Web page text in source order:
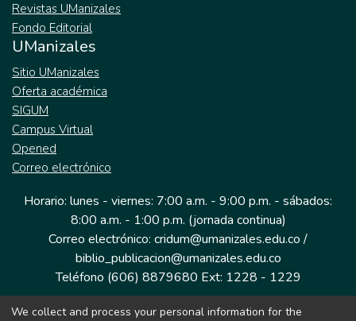
Revistas UManizales
Fondo Editorial
UManizales
Sitio UManizales
Oferta académica
SIGUM
Campus Virtual
Opened
Correo electrónico
Horario: lunes - viernes: 7:00 a.m. - 9:00 p.m. - sábados:
8:00 a.m. - 1:00 p.m. (jornada continua)
Correo electrónico: cridum@umanizales.edu.co /
biblio_publicacion@umanizales.edu.co
Teléfono (606) 8879680 Ext: 1228 - 1229
Dirección: Cra 9 a # 19-03 Edificio histórico, piso 1
We collect and process your personal information for the